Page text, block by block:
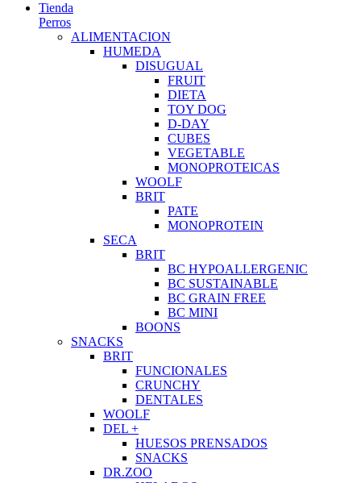
Tienda
Perros
ALIMENTACION
HUMEDA
DISUGUAL
FRUIT
DIETA
TOY DOG
D-DAY
CUBES
VEGETABLE
MONOPROTEICAS
WOOLF
BRIT
PATE
MONOPROTEIN
SECA
BRIT
BC HYPOALLERGENIC
BC SUSTAINABLE
BC GRAIN FREE
BC MINI
BOONS
SNACKS
BRIT
FUNCIONALES
CRUNCHY
DENTALES
WOOLF
DEL +
HUESOS PRENSADOS
SNACKS
DR.ZOO